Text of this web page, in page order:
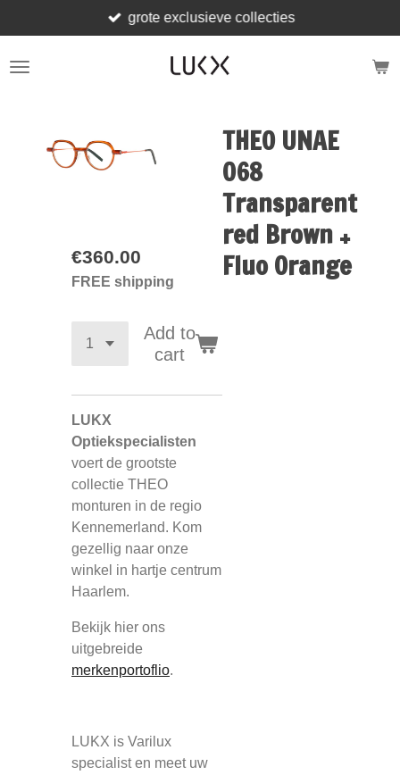
to
main
grote exclusieve collecties
THEO UNAE
068
Transparent
red Brown +
Fluo Orange
€360.00
FREE shipping
Add to
cart
LUKX
Optiekspecialisten
voert de grootste
collectie THEO
monturen in de regio
Kennemerland. Kom
gezellig naar onze
winkel in hartje centrum
Haarlem.
Bekijk hier ons
uitgebreide
merkenportoflio.
LUKX is Varilux
specialist en meet uw